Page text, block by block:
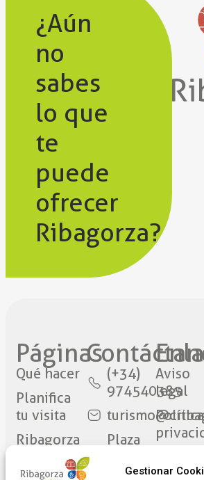
Gestionar
¿Aún
no
sabes
lo que
te
puede
ofrecer
Ribagorza?
Páginas
Qué hacer
Planifica
tu visita
Ribagorza
(+34)
974540385
Plaza
Aviso
legal